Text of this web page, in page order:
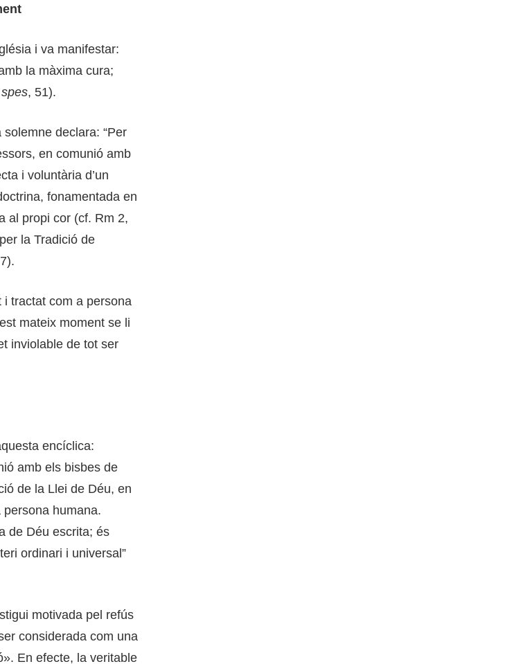
i va manifestar:
la màxima cura;
, 51).
solemne declara: “Per
en comunió amb
i voluntària d’un
fonamentada en
al propi cor (cf. Rm 2,
la Tradició de
i tractat com a persona
mateix moment se li
inviolable de tot ser
encíclica:
amb els bisbes de
de la Llei de Déu, en
persona humana.
de Déu escrita; és
ordinari i universal”
motivada pel refús
considerada com una
En efecte, la veritable